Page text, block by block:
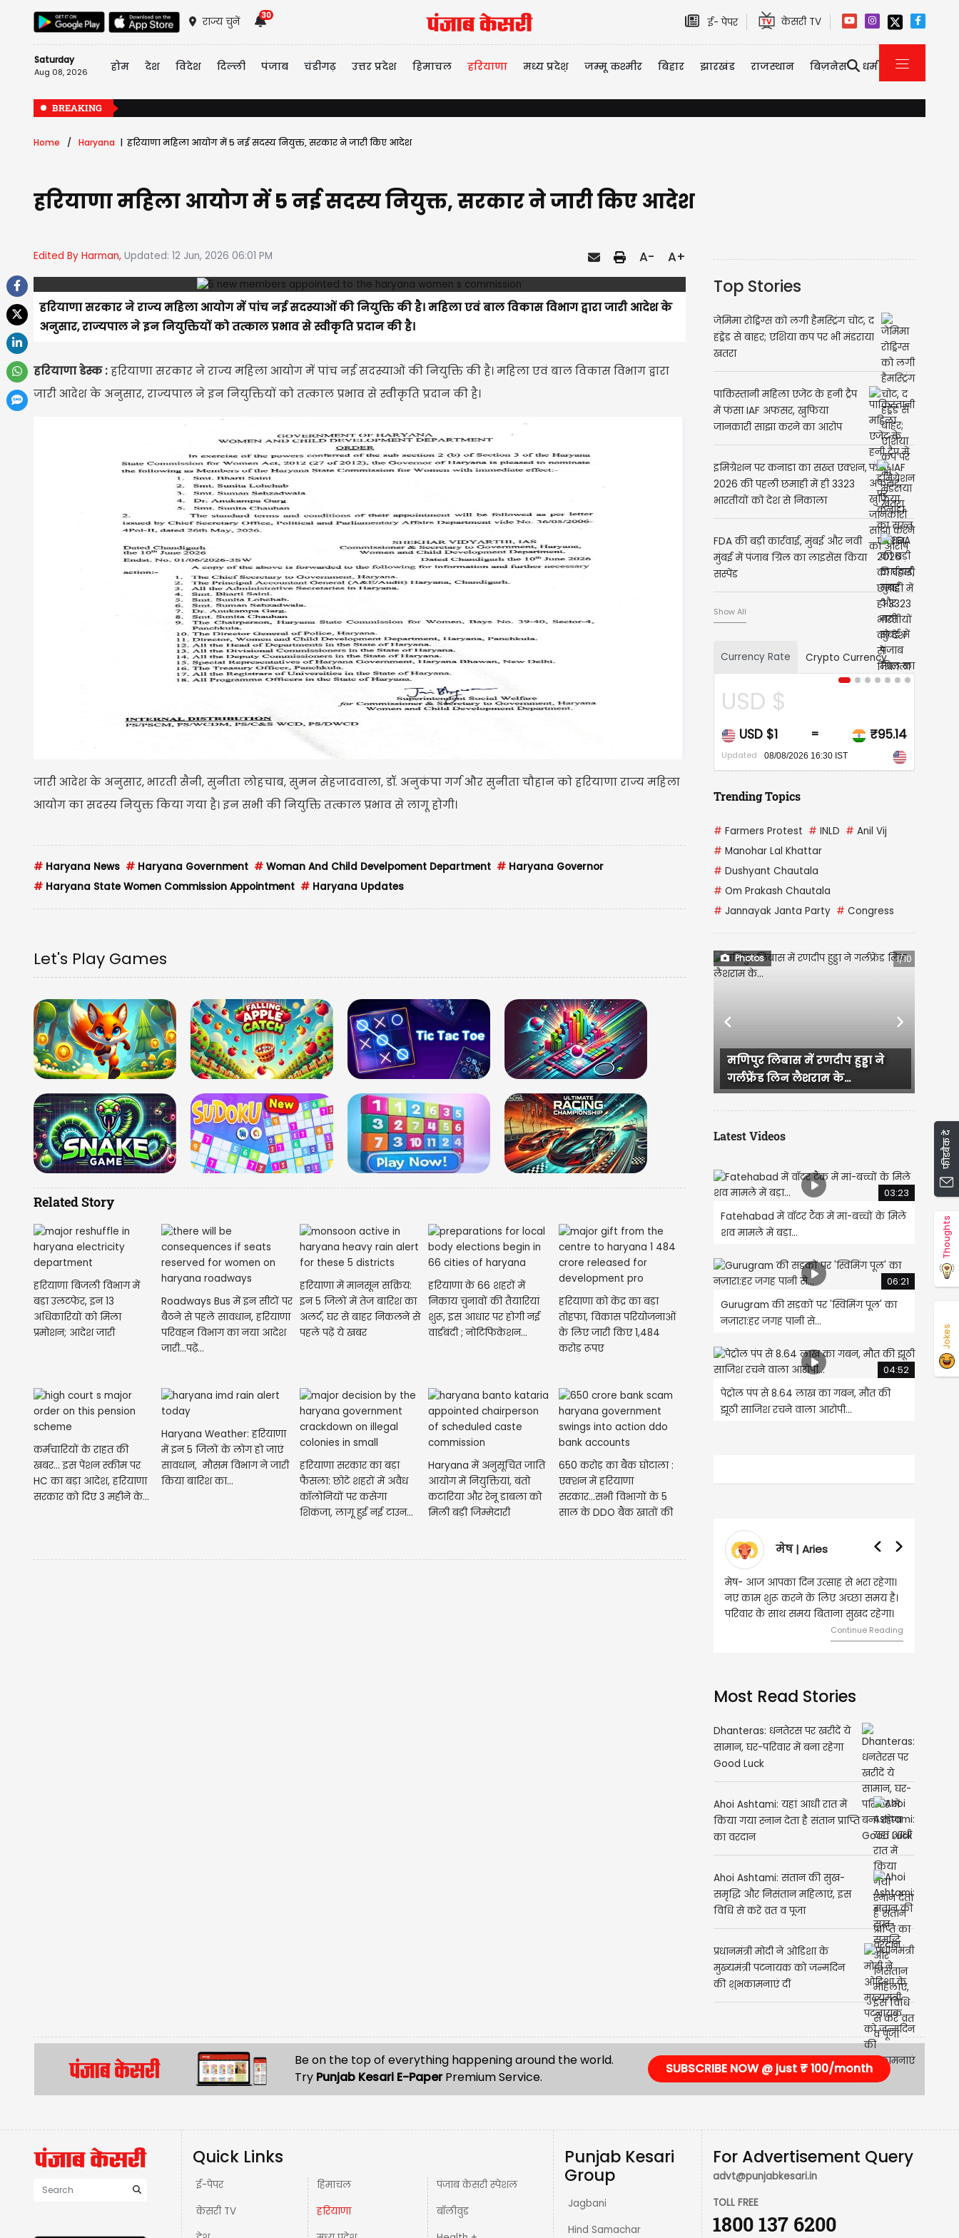
राज्य चुनें
30
ई- पेपर केसरी TV
Saturday
Aug 08, 2026 होम देश विदेश दिल्ली पंजाब चंडीगढ़ उत्तर प्रदेश हिमाचल हरियाणा मध्य प्रदेश़ जम्मू कश्मीर बिहार झारखंड राजस्थान बिज़नेस धर्म
BREAKING
Home Haryana हरियाणा महिला आयोग में 5 नई सदस्य नियुक्त, सरकार ने जारी किए आदेश
हरियाणा महिला आयोग में 5 नई सदस्य नियुक्त, सरकार ने जारी किए आदेश
Edited By Harman, Updated: 12 Jun, 2026 06:01 PM A- A+
हरियाणा सरकार ने राज्य महिला आयोग में पांच नई सदस्याओं की नियुक्ति की है। महिला एवं बाल विकास विभाग द्वारा जारी आदेश के
अनुसार, राज्यपाल ने इन नियुक्तियों को तत्काल प्रभाव से स्वीकृति प्रदान की है।
हरियाणा डेस्क :हरियाणा सरकार ने राज्य महिला आयोग में पांच नई सदस्याओं की नियुक्ति की है। महिला एवं बाल विकास विभाग द्वारा
जारी आदेश के अनुसार, राज्यपाल ने इन नियुक्तियों को तत्काल प्रभाव से स्वीकृति प्रदान की है।
जारी आदेश के अनुसार, भारती सैनी, सुनीता लोहचाब, सुमन सेहजादवाला, डॉ. अनुकंपा गर्ग और सुनीता चौहान को हरियाणा राज्य महिला
आयोग का सदस्य नियुक्त किया गया है। इन सभी की नियुक्ति तत्काल प्रभाव से लागू होगी।
# Haryana News # Haryana Government # Woman And Child Develpoment Department # Haryana Governor
# Haryana State Women Commission Appointment # Haryana Updates
Let's Play Games
Related Story
हरियाणा बिजली विभाग में
बड़ा उलटफेर, इन 13
अधिकारियों को मिला
प्रमोशन; आदेश जारी
Roadways Bus में इन सीटों पर
बैठने से पहले सावधान, हरियाणा
परिवहन विभाग का नया आदेश
जारी...पढ़ें...
हरियाणा में मानसून सक्रिय:
इन 5 जिलों में तेज बारिश का
अलर्ट, घर से बाहर निकलने से
पहले पढ़ें ये खबर
हरियाणा के 66 शहरों में
निकाय चुनावों की तैयारियां
शुरू, इस आधार पर होगी नई
वार्डबंदी ; नोटिफिकेशन...
हरियाणा को केंद्र का बड़ा
तोहफा, विकास परियोजनाओं
के लिए जारी किए 1,484
करोड़ रूपए
कर्मचारियों के राहत की
खबर... इस पेंशन स्कीम पर
HC का बड़ा आदेश, हरियाणा
सरकार को दिए 3 महीने के...
Haryana Weather: हरियाणा
में इन 5 जिलों के लोग हो जाएं
सावधान, मौसम विभाग ने जारी
किया बारिश का...
हरियाणा सरकार का बड़ा
फैसला: छोटे शहरों में अवैध
कॉलोनियों पर कसेगा
शिकंजा, लागू हुई नई टाउन...
Haryana में अनुसूचित जाति
आयोग में नियुक्तियां, बंतो
कटारिया और रेनू डाबला को
मिली बड़ी जिम्मेदारी
650 करोड़ का बैंक घोटाला :
एक्शन में हरियाणा
सरकार...सभी विभागों के 5
साल के DDO बैंक खातों की
Top Stories
जेमिमा रोड्रिग्स को लगी हैमस्ट्रिंग चोट, द
हंड्रेड से बाहर; एशिया कप पर भी मंडराया
खतरा
पाकिस्तानी महिला एजेंट के हनी ट्रैप
में फंसा IAF अफसर, खुफिया
जानकारी साझा करने का आरोप
इमिग्रेशन पर कनाडा का सख्त एक्शन,
2026 की पहली छमाही में ही 3323
भारतीयों को देश से निकाला
FDA की बड़ी कार्रवाई, मुंबई और नवी
मुंबई में पंजाब ग्रिल का लाइसेंस किया
सस्पेंड
Show All
Currency Rate Crypto Currency
USD $
₹95.14
CAD $
CAD $1 =
Updated 08/08/2026 16:30 IST
Trending Topics
# Farmers Protest # INLD # Anil Vij
# Manohar Lal Khattar
# Dushyant Chautala
# Om Prakash Chautala
# Jannayak Janta Party # Congress
Photos 1/10
मणिपुर लिबास में रणदीप हुड्डा ने
गर्लफ्रेंड लिन लैशराम के...
राजस्थान में हुई भव्य बिश्नोई और
IAS परी की सगाई, दादी और...
Previous Next
Latest Videos
03:23
Fatehabad में वॉटर टैंक में मां-बच्चों के मिले
शव मामले में बड़ा...
06:21
Gurugram की सड़कों पर 'स्विमिंग पूल' का
नज़ारा:हर जगह पानी से...
04:52
पेट्रोल पंप से 8.64 लाख का गबन, मौत की
झूठी साजिश रचने वाला आरोपी...
मेष- आज आपका दिन उत्साह से भरा रहेगा।
नए काम शुरू करने के लिए अच्छा समय है।
परिवार के साथ समय बिताना सुखद रहेगा।
वृषभ | Taurus
वृष- आज का दिन इस राशि के जातकों के
लिए शुभ रहने वाला है। धन और नौकरी के
मामलों में सफलता मिलेगी। मित्रों से
मेलजोल बढ़ेगा। आर्थिक निवेश सोच-
Most Read Stories
Dhanteras: धनतेरस पर खरीदें ये
सामान, घर-परिवार में बना रहेगा
Ahoi Ashtami: यहां आधी रात में
किया गया स्नान देता है संतान प्राप्ति
Ahoi Ashtami: संतान की सुख-
समृद्धि और निसंतान महिलाएं, इस
प्रधानमंत्री मोदी ने ओडिशा के
मुख्यमंत्री पटनायक को जन्मदिन
Be on the top of everything happening around the world.
SUBSCRIBE NOW @ just ₹ 100/month
Quick Links
ई-पेपर
हिमाचल
पंजाब केसरी स्पेशल
Punjab Kesari
Group
Jagbani
For Advertisement Query
advt@punjabkesari.in
TOLL FREE
फीडबैक दें
Thoughts
Jokes